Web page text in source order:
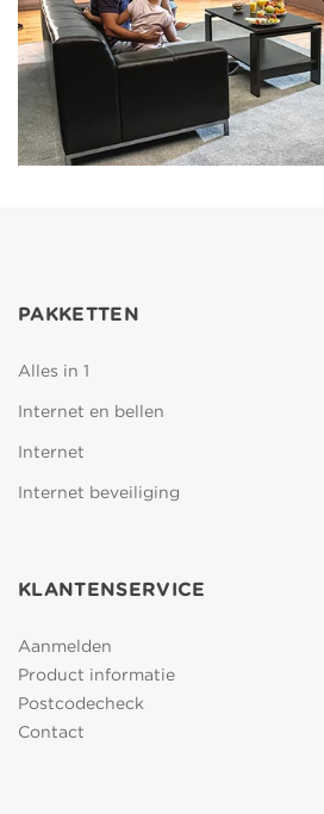
PAKKETTEN
Alles in 1
Internet en bellen
Internet
Internet beveiliging
KLANTENSERVICE
Aanmelden
Product informatie
Postcodecheck
Contact